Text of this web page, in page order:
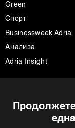
Green
Спорт
Businessweek Adria
Анализа
Adria Insight
Импресум
Политика на